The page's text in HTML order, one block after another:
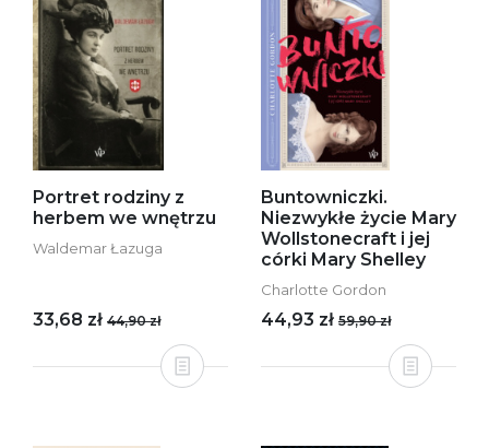
Portret rodziny z
herbem we wnętrzu
Waldemar Łazuga
33,68 zł 44,90 zł
Buntowniczki.
Niezwykłe życie Mary
Wollstonecraft i jej
córki Mary Shelley
Charlotte Gordon
44,93 zł 59,90 zł